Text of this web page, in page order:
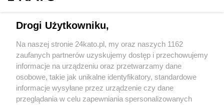
Jarmark Bożonarodzeniowy 2022 w Katowicach
2023
Wydawca mediów lokalnych
Drogi Użytkowniku,
Na naszej stronie 24kato.pl, my oraz naszych 1162
zaufanych partnerów uzyskujemy dostęp i przechowujemy
informacje na urządzeniu oraz przetwarzamy dane
osobowe, takie jak unikalne identyfikatory, standardowe
informacje wysyłane przez urządzenie czy dane
przeglądania w celu zapewniania spersonalizowanych